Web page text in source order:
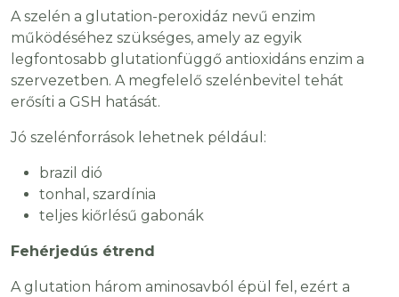
A szelén a glutation-peroxidáz nevű enzim
működéséhez szükséges, amely az egyik
legfontosabb glutationfüggő antioxidáns enzim a
szervezetben. A megfelelő szelénbevitel tehát
erősíti a GSH hatását.
Jó szelénforrások lehetnek például:
brazil dió
tonhal, szardínia
teljes kiőrlésű gabonák
Fehérjedús étrend
A glutation három aminosavból épül fel, ezért a